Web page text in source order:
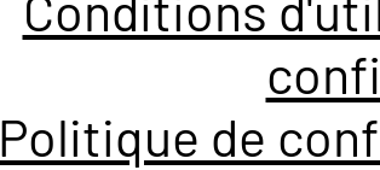
Politique de